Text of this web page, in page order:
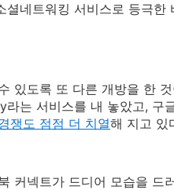
네트워킹 서비스로 등극한
있도록 또 다른 개방을 한
는 서비스를 내 놓았고, 구
쟁도 점점 더 치열해 지고 있
커넥트가 드디어 모습을 드